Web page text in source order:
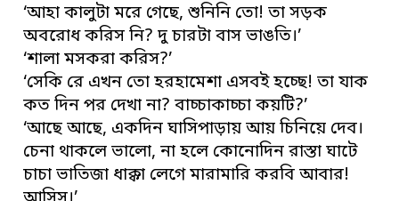
‘আহা কালুটা মরে গেছে, শুনিনি তো! তা সড়ক
অবরোধ করিস নি? দু চারটা বাস ভাঙতি।’
‘শালা মসকরা করিস?’
‘সেকি রে এখন তো হরহামেশা এসবই হচ্ছে! তা যাক
কত দিন পর দেখা না? বাচ্চাকাচ্চা কয়টি?’
‘আছে আছে, একদিন ঘাসিপাড়ায় আয় চিনিয়ে দেব।
চেনা থাকলে ভালো, না হলে কোনোদিন রাস্তা ঘাটে
চাচা ভাতিজা ধাক্কা লেগে মারামারি করবি আবার!